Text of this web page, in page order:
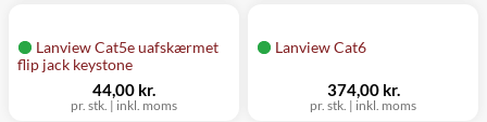
Lanview Cat5e uafskærmet
flip jack keystone
pr. stk. | inkl. moms
44,00 kr.
Lanview Cat6
pr. stk. | inkl. moms
374,00 kr.